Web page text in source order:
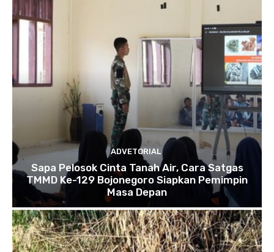
ADVETORIAL
Sapa Pelosok Cinta Tanah Air, Cara Satgas
TMMD Ke-129 Bojonegoro Siapkan Pemimpin
Masa Depan